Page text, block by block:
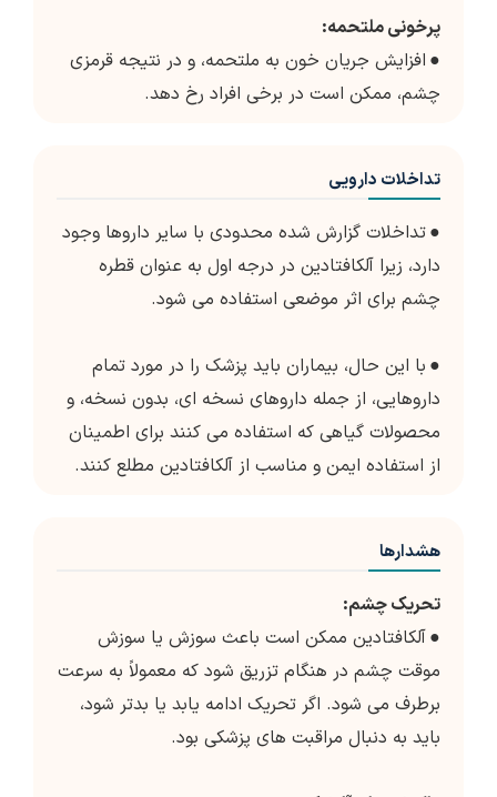
پرخونی ملتحمه:
● افزایش جریان خون به ملتحمه، و در نتیجه قرمزی
چشم، ممکن است در برخی افراد رخ دهد.
تداخلات دارویی
●تداخلات گزارش شده محدودی با سایر داروها وجود
دارد، زیرا آلکافتادین در درجه اول به عنوان قطره
چشم برای اثر موضعی استفاده می شود.
● با این حال، بیماران باید پزشک را در مورد تمام
داروهایی، از جمله داروهای نسخه ای، بدون نسخه، و
محصولات گیاهی که استفاده می کنند برای اطمینان
از استفاده ایمن و مناسب از آلکافتادین مطلع کنند.
هشدارها
تحریک چشم:
●آلکافتادین ممکن است باعث سوزش یا سوزش
موقت چشم در هنگام تزریق شود که معمولاً به سرعت
برطرف می شود. اگر تحریک ادامه یابد یا بدتر شود،
باید به دنبال مراقبت های پزشکی بود.